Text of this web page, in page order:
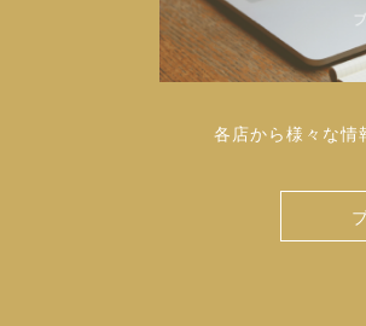
各店から様々な情